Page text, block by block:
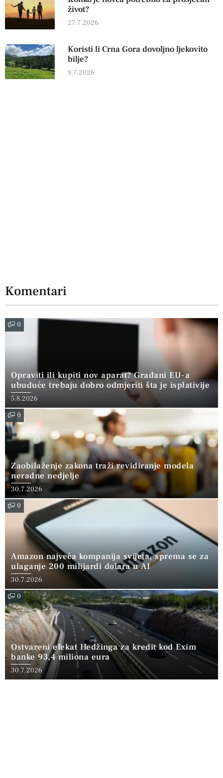
život?
27.7.2026
Koristi li Crna Gora dovoljno ljekovito
bilje?
8.7.2026
Komentari
0
Opraviti ili kupiti nov aparat? Građani EU-a
ubuduće trebaju dobro odmjeriti šta je isplativije
5.8.2026
0
Zaobilaženje zakona traži revidiranje modela
neradne nedjelje
30.7.2026
0
Amazon najveća kompanija svijeta, sprema se za
ulaganje 200 milijardi dolara u AI
30.7.2026
0
Ostvareni efekat Hedžinga za kredit kod Exim
banke 93,4 miliona eura
30.7.2026